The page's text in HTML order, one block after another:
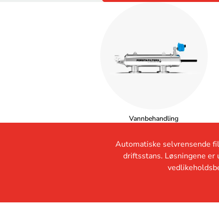
Vannbehandling
Automatiske selvrensende
driftsstans. Løsningene